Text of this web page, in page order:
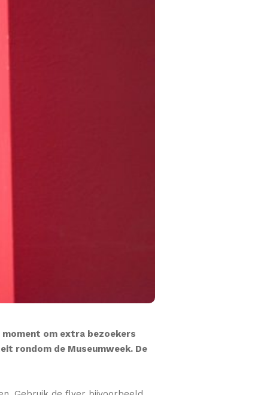
om extra bezoekers
rondom de Museumweek. De